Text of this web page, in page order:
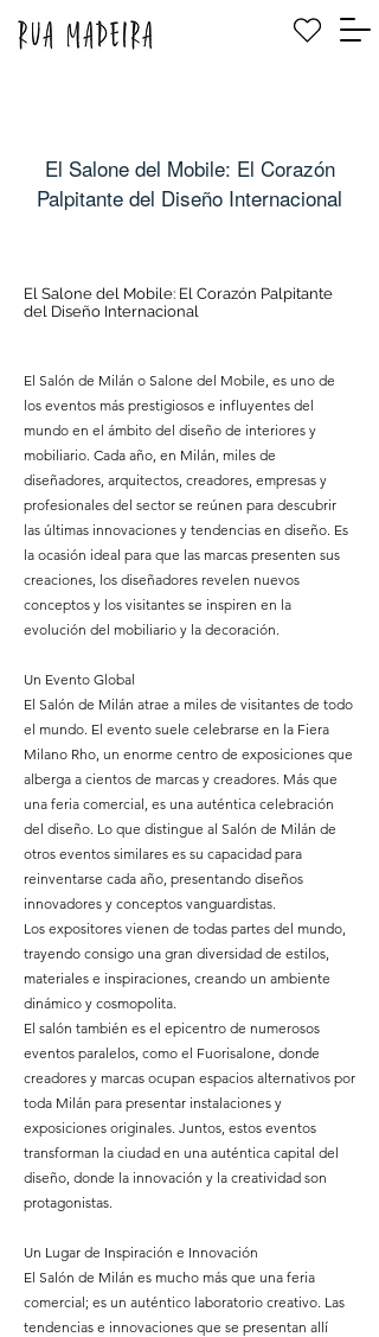
El Salone del Mobile: El Corazón
Palpitante del Diseño Internacional
El Salone del Mobile: El Corazón Palpitante
del Diseño Internacional
El Salón de Milán o Salone del Mobile, es uno de
los eventos más prestigiosos e influyentes del
mundo en el ámbito del diseño de interiores y
mobiliario. Cada año, en Milán, miles de
diseñadores, arquitectos, creadores, empresas y
profesionales del sector se reúnen para descubrir
las últimas innovaciones y tendencias en diseño. Es
la ocasión ideal para que las marcas presenten sus
creaciones, los diseñadores revelen nuevos
conceptos y los visitantes se inspiren en la
evolución del mobiliario y la decoración.
Un Evento Global
El Salón de Milán atrae a miles de visitantes de todo
el mundo. El evento suele celebrarse en la Fiera
Milano Rho, un enorme centro de exposiciones que
alberga a cientos de marcas y creadores. Más que
una feria comercial, es una auténtica celebración
del diseño. Lo que distingue al Salón de Milán de
otros eventos similares es su capacidad para
reinventarse cada año, presentando diseños
innovadores y conceptos vanguardistas.
Los expositores vienen de todas partes del mundo,
trayendo consigo una gran diversidad de estilos,
materiales e inspiraciones, creando un ambiente
dinámico y cosmopolita.
El salón también es el epicentro de numerosos
eventos paralelos, como el Fuorisalone, donde
creadores y marcas ocupan espacios alternativos por
toda Milán para presentar instalaciones y
exposiciones originales. Juntos, estos eventos
transforman la ciudad en una auténtica capital del
diseño, donde la innovación y la creatividad son
protagonistas.
Un Lugar de Inspiración e Innovación
El Salón de Milán es mucho más que una feria
comercial; es un auténtico laboratorio creativo. Las
tendencias e innovaciones que se presentan allí